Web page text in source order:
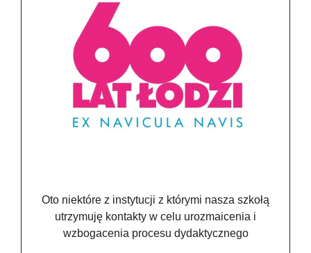
Oto niektóre z instytucji z którymi nasza szkołą
utrzymuję kontakty w celu urozmaicenia i
wzbogacenia procesu dydaktycznego